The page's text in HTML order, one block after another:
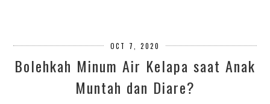
OCT 7, 2020
Bolehkah Minum Air Kelapa saat Anak
Muntah dan Diare?